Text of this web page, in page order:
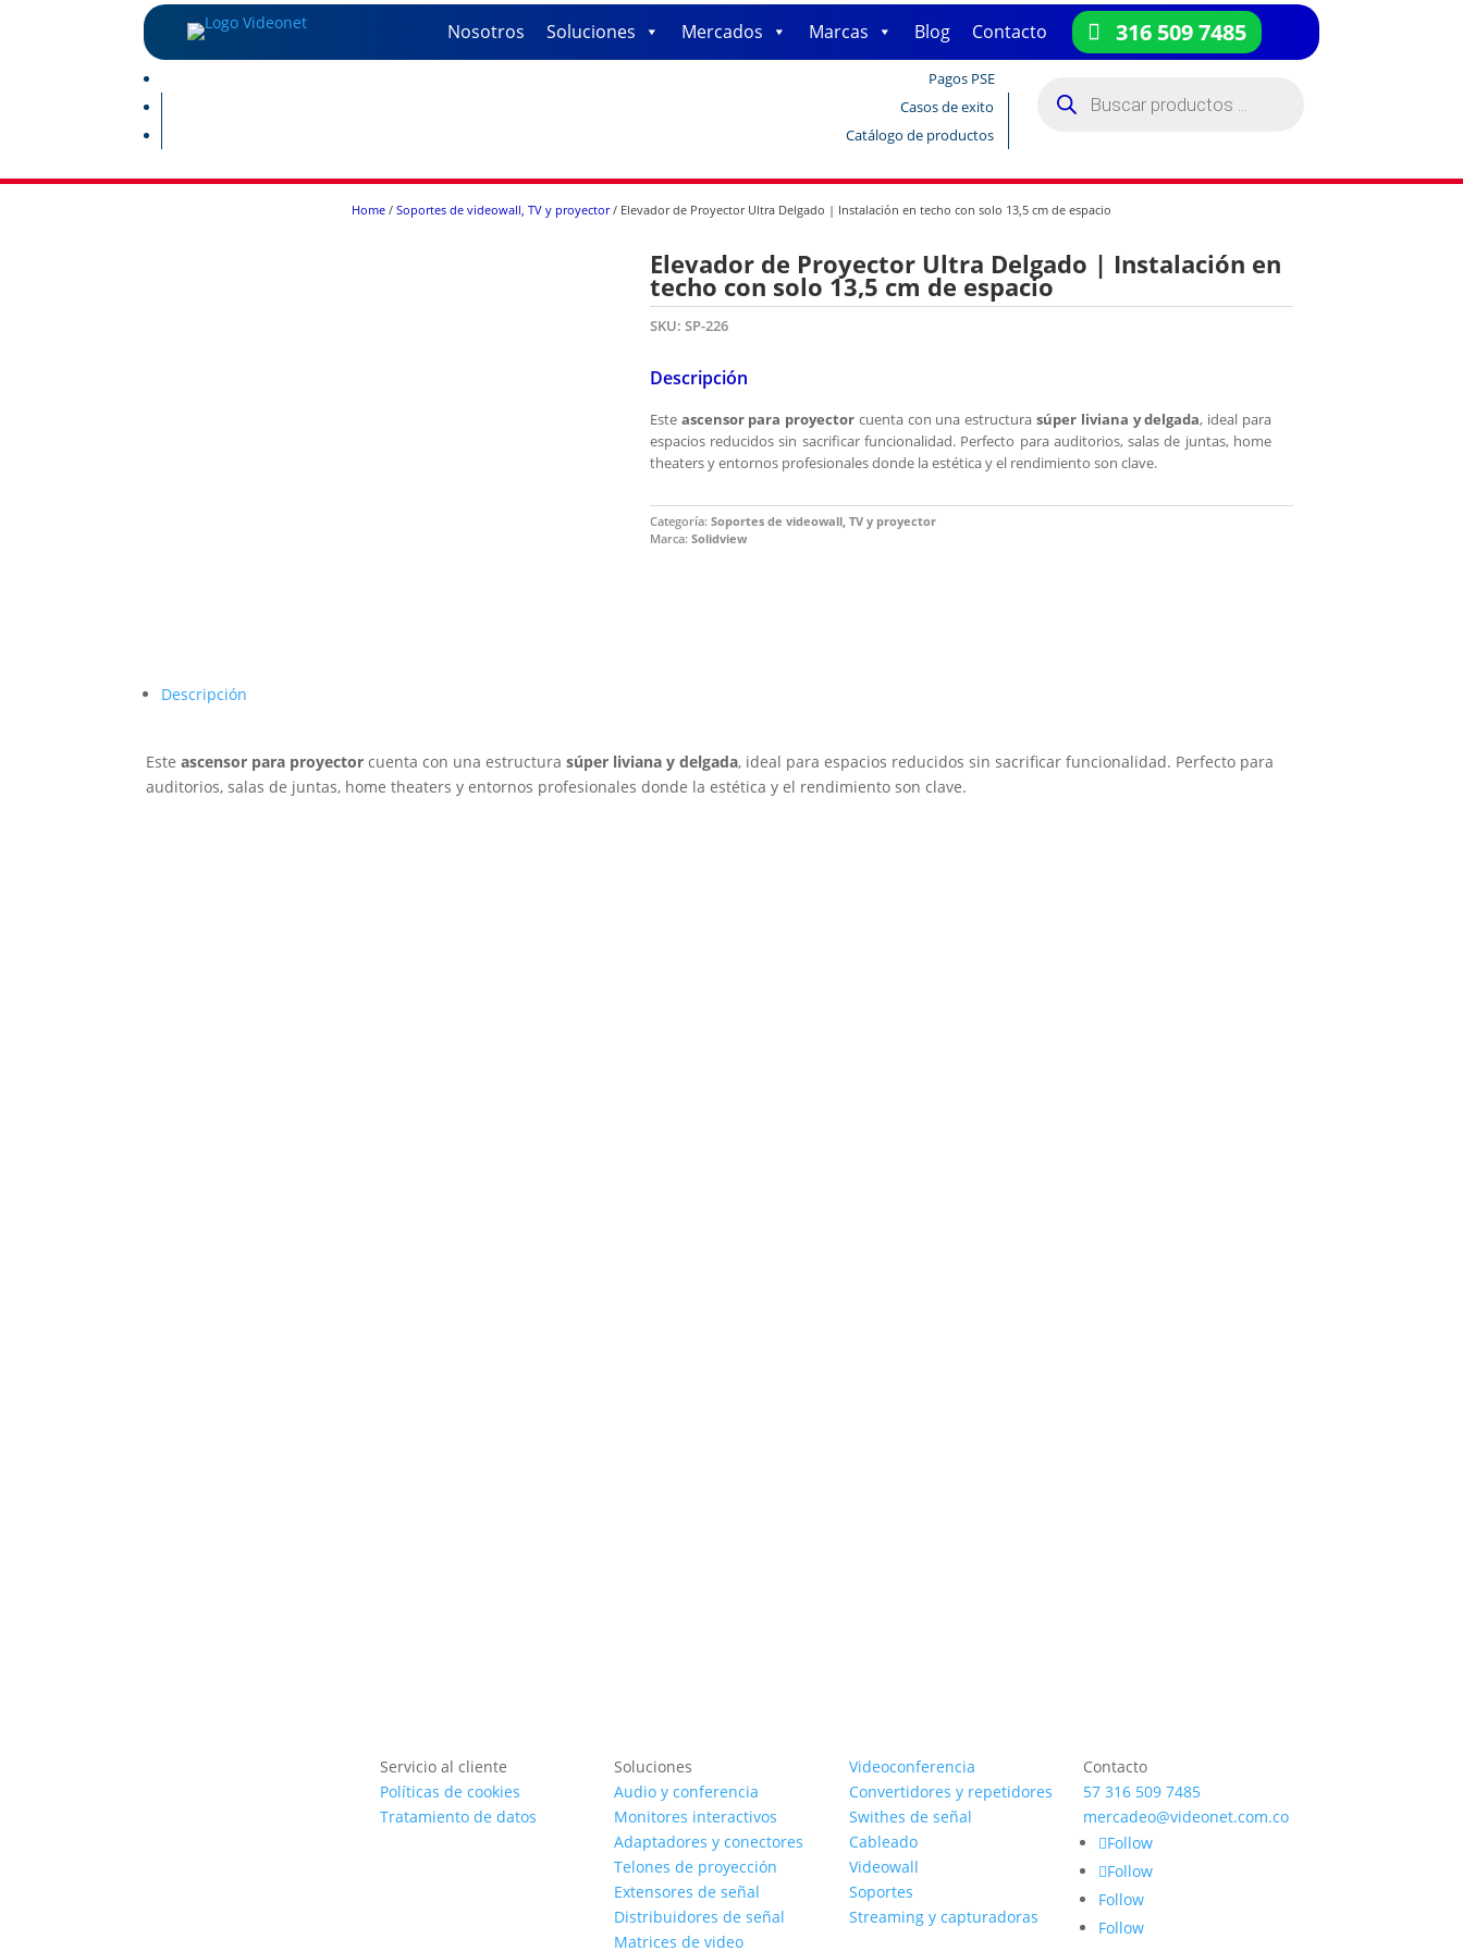
Nosotros Soluciones Mercados Marcas Blog Contacto 316 509 7485
Pagos PSE
Casos de exito
Catálogo de productos
productos
Home / Soportes de videowall, TV y proyector/ Elevador de Proyector Ultra Delgado | Instalación en techo con solo 13,5 cm de espacio
Elevador de Proyector Ultra Delgado | Instalación en
techo con solo 13,5 cm de espacio
SKU: SP-226
Descripción
Este ascensor para proyector cuenta con una estructurasúper liviana y delgada, ideal para
espacios reducidos sin sacrificar funcionalidad. Perfecto para auditorios, salas de juntas, home
theaters y entornos profesionales donde la estética y el rendimiento son clave.
Categoría: Soportes de videowall, TV y proyector
Marca: Solidview
Descripción
Esteascensor para proyector cuenta con una estructurasúper liviana y delgada, ideal para espacios reducidos sin sacrificar funcionalidad. Perfecto para
auditorios, salas de juntas, home theaters y entornos profesionales donde la estética y el rendimiento son clave.
Servicio al cliente
Políticas de cookies
Tratamiento de datos
Soluciones
Audio y conferencia
Monitores interactivos
Adaptadores y conectores
Telones de proyección
Extensores de señal
Distribuidores de señal
Matrices de video
Videoconferencia
Convertidores y repetidores
Swithes de señal
Cableado
Videowall
Soportes
Streaming y capturadoras
Contacto
57 316 509 7485
mercadeo@videonet.com.co
Follow
Follow
Follow
Follow